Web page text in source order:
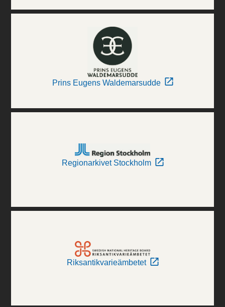
Prins Eugens Waldemarsudde
Regionarkivet Stockholm
Riksantikvarieämbetet